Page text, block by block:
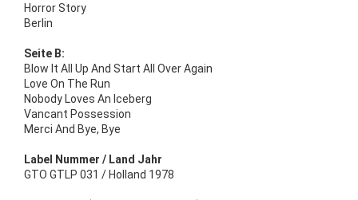
Horror Story
Berlin
Seite B:
Blow It All Up And Start All Over Again
Love On The Run
Nobody Loves An Iceberg
Vancant Possession
Merci And Bye, Bye
Label Nummer / Land Jahr
GTO GTLP 031 / Holland 1978